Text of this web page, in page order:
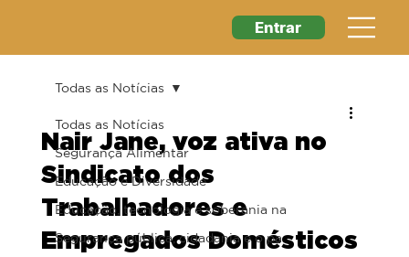
Entrar
Todas as Notícias
Segurança Alimentar
Educação e Diversidade
Educação, tecnologia e soberania na
Segurança pública, cidadania e o pa
Todas as Notícias
Nair Jane, voz ativa no
Sindicato dos
Trabalhadores e
Empregados Domésticos